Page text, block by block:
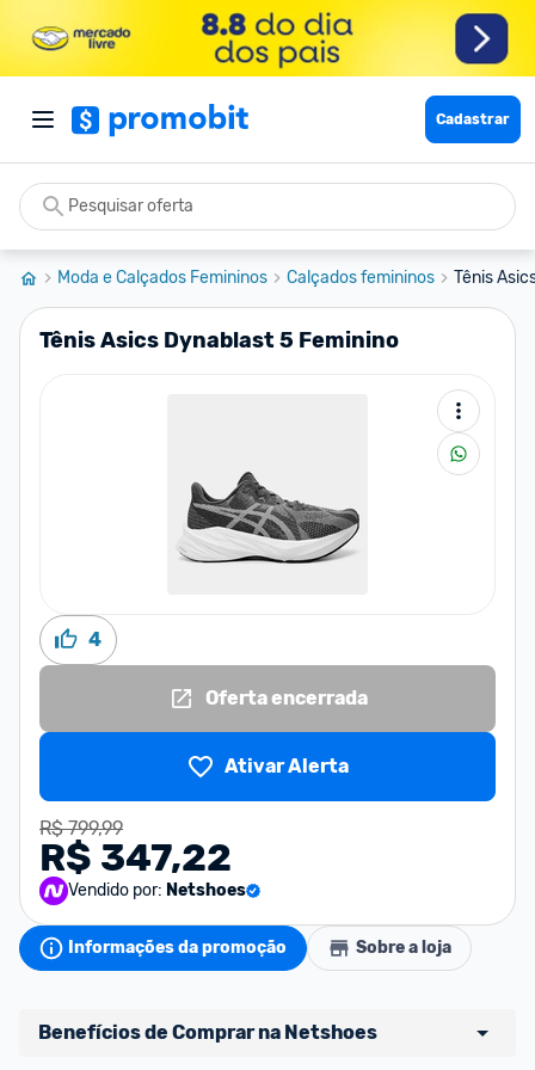
Cadastrar
Moda e Calçados Femininos Calçados femininos Tênis
Tênis Asics Dynablast 5 Feminino
4
Oferta encerrada
Ativar Alerta
R$ 799,99
R$ 347,22
Vendido por: Netshoes
Informações da promoção Sobre a loja
Benefícios de Comprar na Netshoes